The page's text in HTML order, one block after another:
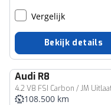
Vergelijk
Bekijk details
Audi R8
4.2 V8 FSI Carbon / JM
108.500 km